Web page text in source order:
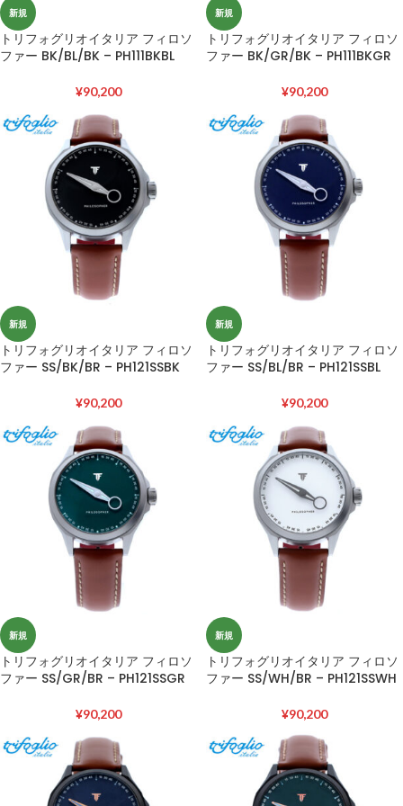
新規
トリフォグリオイタリア フィロソ
ファー BK/BL/BK – PH111BKBL
¥90,200
新規
トリフォグリオイタリア フィロソ
ファー BK/GR/BK – PH111BKGR
¥90,200
新規
トリフォグリオイタリア フィロソ
ファー SS/BK/BR – PH121SSBK
¥90,200
新規
トリフォグリオイタリア フィロソ
ファー SS/BL/BR – PH121SSBL
¥90,200
新規
トリフォグリオイタリア フィロソ
ファー SS/GR/BR – PH121SSGR
¥90,200
新規
トリフォグリオイタリア フィロソ
ファー SS/WH/BR – PH121SSWH
¥90,200